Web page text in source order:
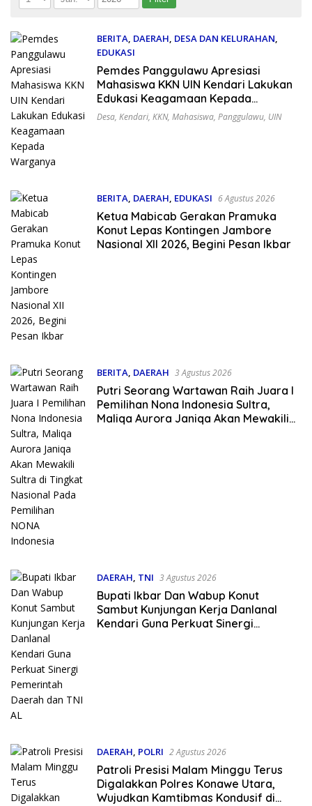
BERITA, DAERAH, DESA DAN KELURAHAN,
EDUKASI
7 Agustus 2026
Pemdes Panggulawu Apresiasi
Mahasiswa KKN UIN Kendari Lakukan
Edukasi Keagamaan Kepada
Warganya
Desa, Kendari, KKN, Mahasiswa, Panggulawu, UIN
BERITA, DAERAH, EDUKASI 6 Agustus 2026
Ketua Mabicab Gerakan Pramuka
Konut Lepas Kontingen Jambore
Nasional XII 2026, Begini Pesan Ikbar
BERITA, DAERAH 3 Agustus 2026
Putri Seorang Wartawan ‎Raih Juara I
Pemilihan Nona Indonesia Sultra,
Maliqa Aurora Janiqa Akan Mewakili
DAERAH, TNI 3 Agustus 2026
Bupati Ikbar Dan Wabup Konut
Sambut Kunjungan Kerja Danlanal
Kendari Guna Perkuat Sinergi
DAERAH, POLRI 2 Agustus 2026
Patroli Presisi Malam Minggu Terus
Digalakkan Polres Konawe Utara,
Wujudkan Kamtibmas Kondusif di